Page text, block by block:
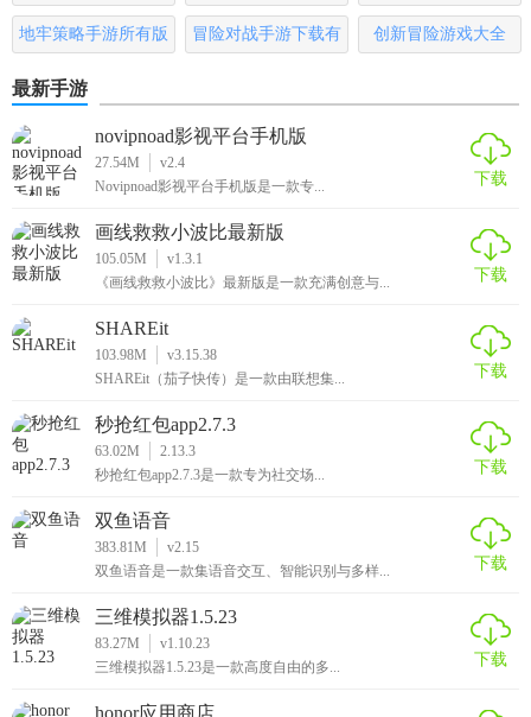
哪些
地牢策略手游所有版
冒险对战手游下载有
创新冒险游戏大全
最新手游
novipnoad影视平台手机版
27.54M
v2.4
Novipnoad影视平台手机版是一款专...
下载
画线救救小波比最新版
105.05M
v1.3.1
《画线救救小波比》最新版是一款充满创意与...
下载
SHAREit
103.98M
v3.15.38
SHAREit（茄子快传）是一款由联想集...
下载
秒抢红包app2.7.3
63.02M
2.13.3
秒抢红包app2.7.3是一款专为社交场...
下载
双鱼语音
383.81M
v2.15
双鱼语音是一款集语音交互、智能识别与多样...
下载
三维模拟器1.5.23
83.27M
v1.10.23
三维模拟器1.5.23是一款高度自由的多...
下载
honor应用商店